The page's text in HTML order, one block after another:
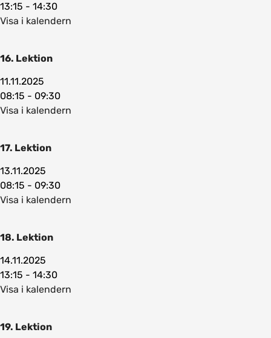
13:15 - 14:30
Visa i kalendern
16. Lektion
11.11.2025
08:15 - 09:30
Visa i kalendern
17. Lektion
13.11.2025
08:15 - 09:30
Visa i kalendern
18. Lektion
14.11.2025
13:15 - 14:30
Visa i kalendern
19. Lektion